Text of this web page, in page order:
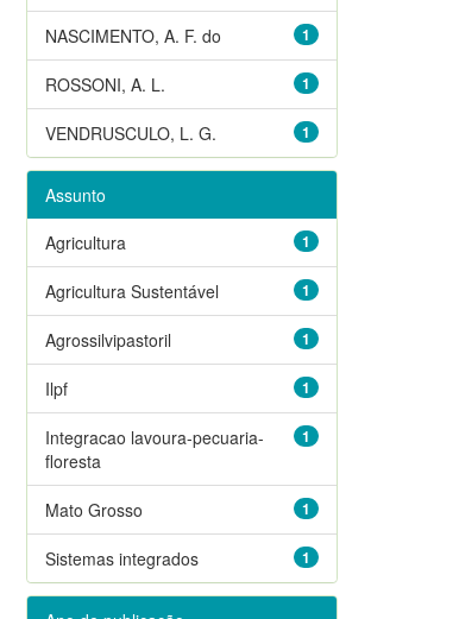
1
NASCIMENTO, A. F. do
1
ROSSONI, A. L.
1
VENDRUSCULO, L. G.
Assunto
1
Agricultura
1
Agricultura Sustentável
1
Agrossilvipastoril
1
Ilpf
1
Integracao lavoura-pecuaria-
floresta
1
Mato Grosso
1
Sistemas integrados